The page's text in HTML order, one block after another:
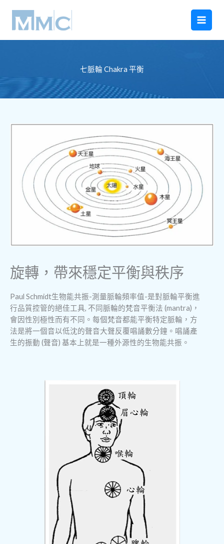
要
七脈輪 Chakra 平衡
旋轉，帶來穩定平衡與秩序
Paul Schmidt生物能共振-測量脈輪頻率值-是對脈輪平衡進
行品質控管的絕佳工具, 不同脈輪的梵音平衡法 (mantra)，
會因性別極性而有不同。每個梵音都能平衡特定脈輪，方
法是將一個音以低沈的聲音大聲反覆唱誦數分鐘。唱誦產
生的振動 (聲音) 基本上就是一種外源性的生物能共振。